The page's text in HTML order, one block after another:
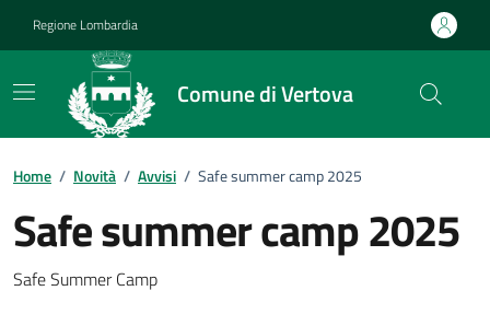
Regione Lombardia
Comune di Vertova
Home / Novità / Avvisi / Safe summer camp 2025
Safe summer camp 2025
Dettagli della notizia
Safe Summer Camp